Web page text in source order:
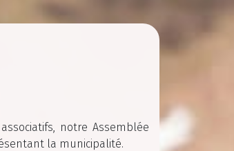
notre Assemblée
la municipalité.